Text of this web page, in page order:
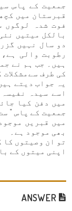
جمعیت کے پاس
قبرستان میں
فوت شدہ لوگوں
بالکل میتیں
دو سال نہیں
رطوبت والی
ہیں۔ جب ہم نے
کی طرف
یہ جواب دیتے
اسے سیدہ
میں دفن کیا
جمعیت کے پاس "
میں قبریں
بھی موجود ہے۔
تو ان وصیتوں
اپنی میتوں کے